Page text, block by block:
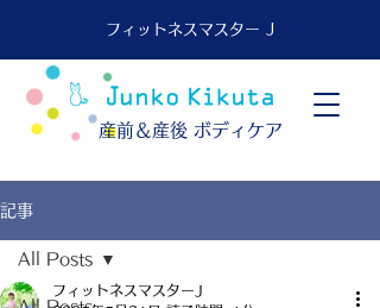
フィットネスマスター J
​産前＆産後 ボディケア
記事
All Posts
フィットネスマスターJ